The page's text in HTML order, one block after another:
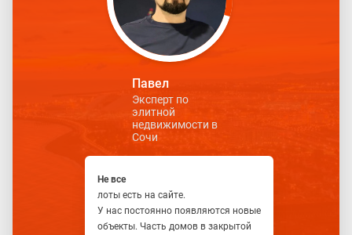
Павел
Эксперт по
элитной
недвижимости в
Сочи
Не все
лоты есть на сайте.
У нас постоянно появляются новые
объекты. Часть домов в закрытой